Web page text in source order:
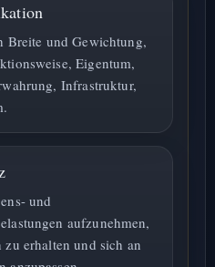
Breite und Gewichtung,
Eigentum,
Infrastruktur,
und
aufzunehmen,
erhalten und sich an